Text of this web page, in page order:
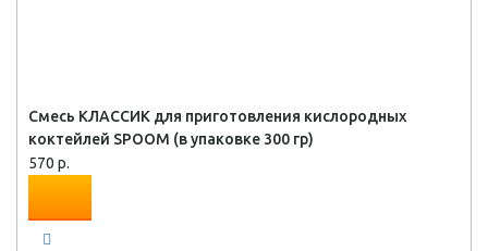
Смесь КЛАССИК для приготовления кислородных
коктейлей SPOOM (в упаковке 300 гр)
570 р.